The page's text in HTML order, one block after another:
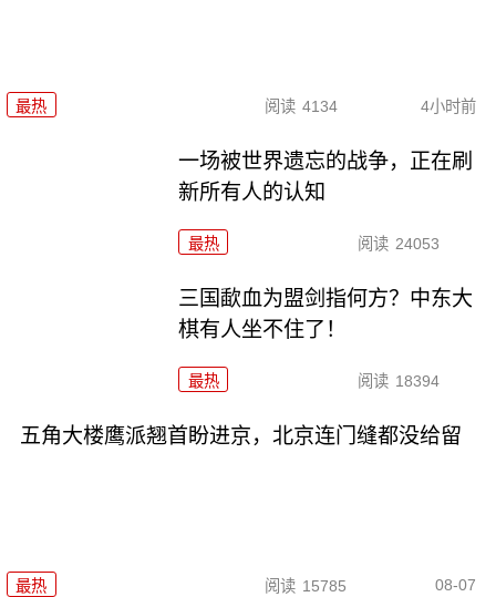
最热 阅读 4134 4小时前
一场被世界遗忘的战争，正在刷
新所有人的认知
最热 阅读 24053
三国歃血为盟剑指何方？中东大
棋有人坐不住了！
最热 阅读 18394
五角大楼鹰派翘首盼进京，北京连门缝都没给留
最热 阅读 15785 08-07